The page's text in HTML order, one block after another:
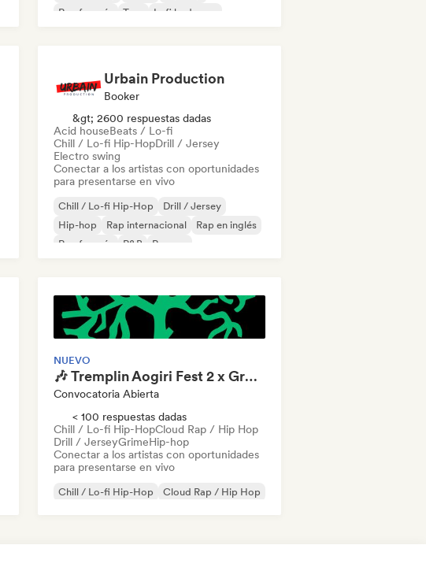
Rap francés
Trap Lofi bedroom
Urbain Production
Booker
&gt; 2600 respuestas dadas
Acid houseBeats / Lo-fi
Chill / Lo-fi Hip-HopDrill / Jersey
Electro swing
Conectar a los artistas con oportunidades
para presentarse en vivo
Chill / Lo-fi Hip-Hop
Drill / Jersey
Hip-hop
Rap internacional
Rap en inglés
Rap francés
R&B Reggae
NUEVO
🎶 Tremplin Aogiri Fest 2 x Groover
Convocatoria Abierta
< 100 respuestas dadas
Chill / Lo-fi Hip-HopCloud Rap / Hip Hop
Drill / JerseyGrimeHip-hop
Conectar a los artistas con oportunidades
para presentarse en vivo
Chill / Lo-fi Hip-Hop
Cloud Rap / Hip Hop